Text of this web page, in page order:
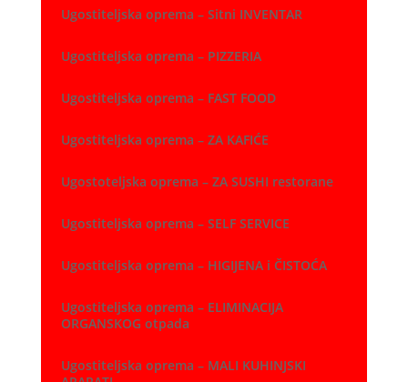
Ugostiteljska oprema – Sitni INVENTAR
Ugostiteljska oprema – PIZZERIA
Ugostiteljska oprema – FAST FOOD
Ugostiteljska oprema – ZA KAFIĆE
Ugostoteljska oprema – ZA SUSHI restorane
Ugostiteljska oprema – SELF SERVICE
Ugostiteljska oprema – HIGIJENA i ČISTOĆA
Ugostiteljska oprema – ELIMINACIJA
ORGANSKOG otpada
Ugostiteljska oprema – MALI KUHINJSKI